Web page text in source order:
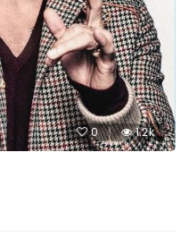
0 1.2k